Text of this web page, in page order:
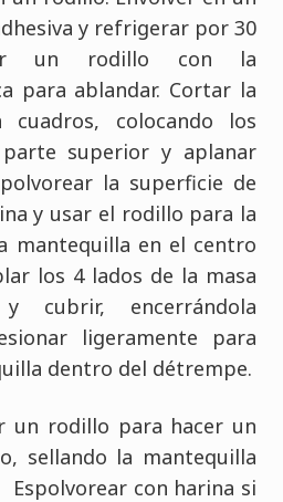
y refrigerar por 30
un rodillo con la
para ablandar. Cortar la
cuadros, colocando los
superior y aplanar
la superficie de
y usar el rodillo para la
mantequilla en el centro
los 4 lados de la masa
cubrir, encerrándola
ligeramente para
dentro del détrempe.
un rodillo para hacer un
sellando la mantequilla
con harina si